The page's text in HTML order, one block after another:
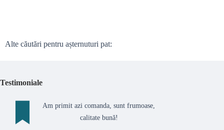
Alte căutări pentru așternuturi pat:
Testimoniale
Am primit azi comanda, sunt frumoase,
calitate bună!